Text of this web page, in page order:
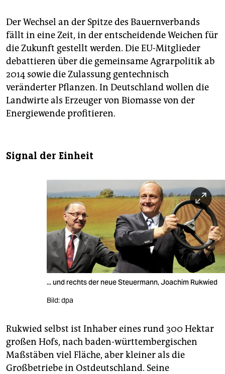
Der Wechsel an der Spitze des Bauernverbands
fällt in eine Zeit, in der entscheidende Weichen für
die Zukunft gestellt werden. Die EU-Mitglieder
debattieren über die gemeinsame Agrarpolitik ab
2014 sowie die Zulassung gentechnisch
veränderter Pflanzen. In Deutschland wollen die
Landwirte als Erzeuger von Biomasse von der
Energiewende profitieren.
Signal der Einheit
... und rechts der neue Steuermann, Joachim Rukwied
Bild: dpa
Rukwied selbst ist Inhaber eines rund 300 Hektar
großen Hofs, nach baden-württembergischen
Maßstäben viel Fläche, aber kleiner als die
Großbetriebe in Ostdeutschland. Seine